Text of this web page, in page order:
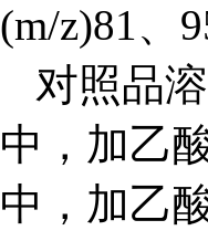
(m/z)81、
对照品
中，加乙
中，加乙